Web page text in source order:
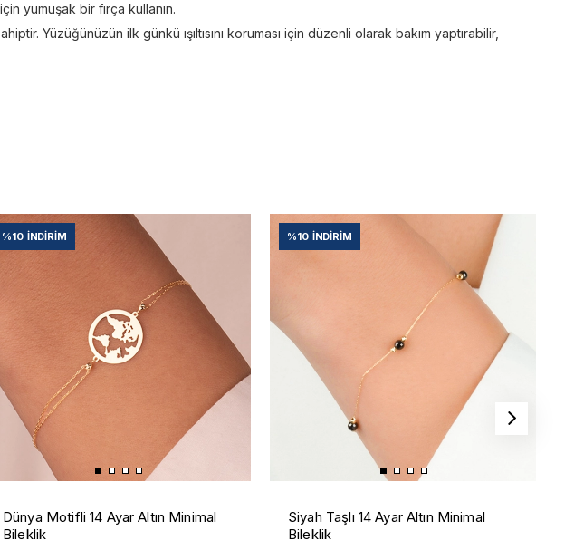
yumuşak bir fırça kullanın.
Yüzüğünüzün ilk günkü ışıltısını koruması için düzenli olarak bakım yaptırabilir,
Dünya Motifli 14 Ayar Altın Minimal
Bileklik
%10 İNDIRIM
Siyah Taşlı 14 Ayar Altın Minimal
Bileklik
%10 İNDIRIM